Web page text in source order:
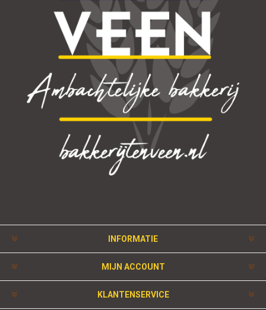
INFORMATIE
MIJN ACCOUNT
KLANTENSERVICE